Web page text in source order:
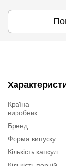
Країна
виробник
Бренд
Форма випуску
Кількість капсул